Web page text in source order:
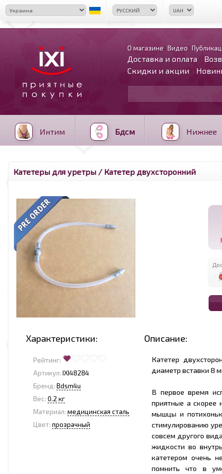
О магазине Видео
Доставка и оплата
Скидки и акции
Интим Бдсм Нижнее
Катетеры для уретры / Катетер двухсторонний
Характеристики: Описание:
Рейтинг:
Артикул: IXI48284
Бренд: Bdsm4u
Вес: 0.2 кг
Материал: медицинская сталь
Цвет: прозрачный
Катетер
диаметр вставки 8
В первое время
приятные а скорее
мышцы и
стимулированию
совсем другого
жидкости во
катетером очень
помнить что в